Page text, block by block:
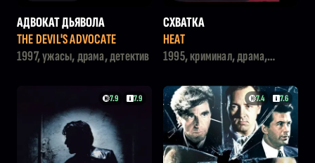
АДВОКАТ ДЬЯВОЛА
THE DEVIL'S ADVOCATE
1997, ужасы, драма, детектив
СХВАТКА
HEAT
1995, криминал, драма,
7.9 7.9 7.4 7.6